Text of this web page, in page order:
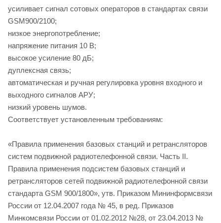
усиливает сигнал сотовых операторов в стандартах связи
GSM900/2100;
низкое энергопотребление;
напряжение питания 10 В;
высокое усиление 80 дБ;
дуплексная связь;
автоматическая и ручная регулировка уровня входного и
выходного сигналов АРУ;
низкий уровень шумов.
Соответствует установленным требованиям:
«Правила применения базовых станций и ретрансляторов
систем подвижной радиотелефонной связи. Часть II.
Правила применения подсистем базовых станций и
ретрансляторов сетей подвижной радиотелефонной связи
стандарта GSM 900/1800», утв. Приказом Мининформсвязи
России от 12.04.2007 года № 45, в ред. Приказов
Минкомсвязи России от 01.02.2012 №28, от 23.04.2013 №